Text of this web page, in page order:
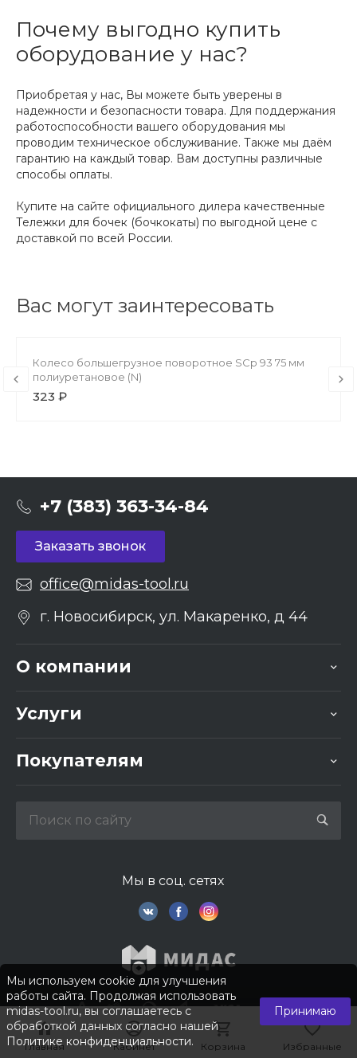
Главная Кабинет Корзина Избранные
Главная Кабинет Корзина Избранные
Почему выгодно купить
оборудование у нас?
Приобретая у нас, Вы можете быть уверены в
надежности и безопасности товара. Для поддержания
работоспособности вашего оборудования мы
проводим техническое обслуживание. Также мы даём
гарантию на каждый товар. Вам доступны различные
способы оплаты.
Купите на сайте официального дилера качественные
Тележки для бочек (бочкокаты) по выгодной цене с
доставкой по всей России.
Вас могут заинтересовать
Колесо большегрузное поворотное SCp 93 75 мм
полиуретановое (N)
323 ₽
+7 (383) 363-34-84
Заказать звонок
office@midas-tool.ru
г. Новосибирск, ул. Макаренко, д 44
О компании
Услуги
Покупателям
Мы в соц. сетях
© 2026 © Компания «Мидас». Все права защищены.
Мы используем cookie для улучшения
работы сайта. Продолжая использовать
midas-tool.ru, вы соглашаетесь с
обработкой данных согласно нашей
Политике конфиденциальности.
Принимаю